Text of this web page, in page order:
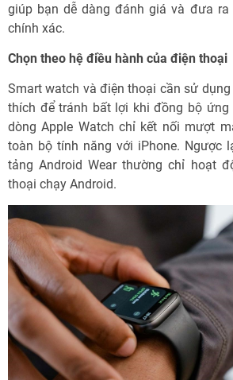
giúp bạn dễ dàng đánh giá và đưa
chính xác.
Chọn theo hệ điều hành của điện thoại
Smart watch và điện thoại cần sử
thích để tránh bất lợi khi đồng bộ ứng
dòng Apple Watch chỉ kết nối mượt
toàn bộ tính năng với iPhone. Ngược
tảng Android Wear thường chỉ hoạt
thoại chạy Android.